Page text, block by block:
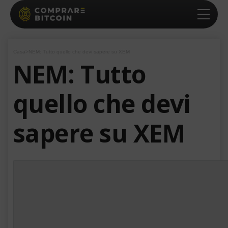
NEM: Tutto
quello che devi
sapere su XEM